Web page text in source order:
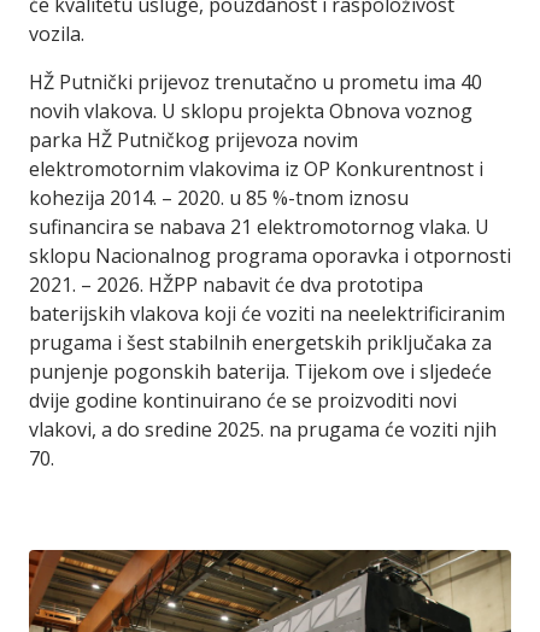
vozila.
HŽ Putnički prijevoz trenutačno u prometu ima 40
novih vlakova. U sklopu projekta Obnova voznog
parka HŽ Putničkog prijevoza novim
elektromotornim vlakovima iz OP Konkurentnost i
kohezija 2014. – 2020. u 85 %-tnom iznosu
sufinancira se nabava 21 elektromotornog vlaka. U
sklopu Nacionalnog programa oporavka i otpornosti
2021. – 2026. HŽPP nabavit će dva prototipa
baterijskih vlakova koji će voziti na neelektrificiranim
prugama i šest stabilnih energetskih priključaka za
punjenje pogonskih baterija. Tijekom ove i sljedeće
dvije godine kontinuirano će se proizvoditi novi
vlakovi, a do sredine 2025. na prugama će voziti njih
70.